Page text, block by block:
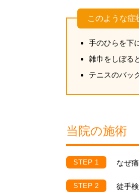
このような症
手のひらを下
雑巾をしぼる
テニスのバッ
当院の施術
なぜ
徒手